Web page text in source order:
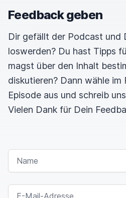
Feedback geben
Dir gefällt der Podcast und
loswerden? Du hast Tipps
magst über den Inhalt
diskutieren? Dann wähle im
Episode aus und schreib
Vielen Dank für Dein
NAME
E-MAIL-ADRESSE